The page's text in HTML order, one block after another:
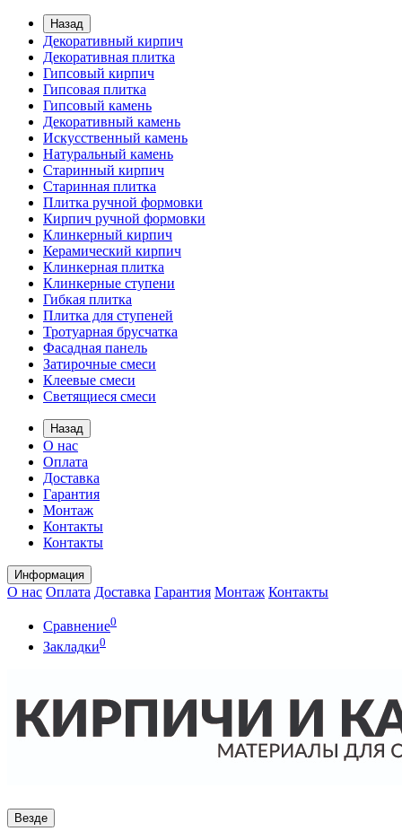
Назад
Декоративный кирпич
Декоративная плитка
Гипсовый кирпич
Гипсовая плитка
Гипсовый камень
Декоративный камень
Искусственный камень
Натуральный камень
Старинный кирпич
Старинная плитка
Плитка ручной формовки
Кирпич ручной формовки
Клинкерный кирпич
Керамический кирпич
Клинкерная плитка
Клинкерные ступени
Гибкая плитка
Плитка для ступеней
Тротуарная брусчатка
Фасадная панель
Затирочные смеси
Клеевые смеси
Светящиеся смеси
Назад
О нас
Оплата
Доставка
Гарантия
Монтаж
Контакты
Контакты
Информация
О нас Оплата Доставка Гарантия Монтаж Контакты
Сравнение0
Закладки0
Везде